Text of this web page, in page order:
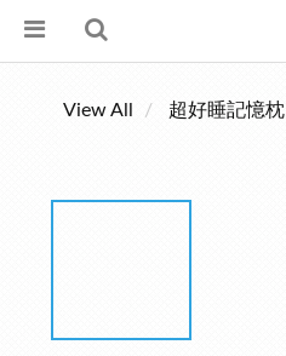
View All 超好睡記憶枕